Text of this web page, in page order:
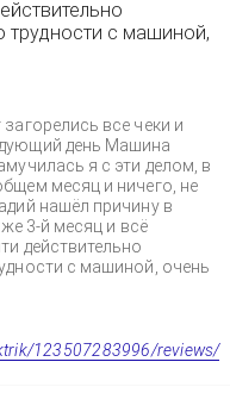
трудности с машиной,
все чеки и
день Машина
я с эти делом, в
месяц и ничего, не
нашёл причину в
3-й месяц и всё
действительно
с машиной, очень
123507283996/reviews/